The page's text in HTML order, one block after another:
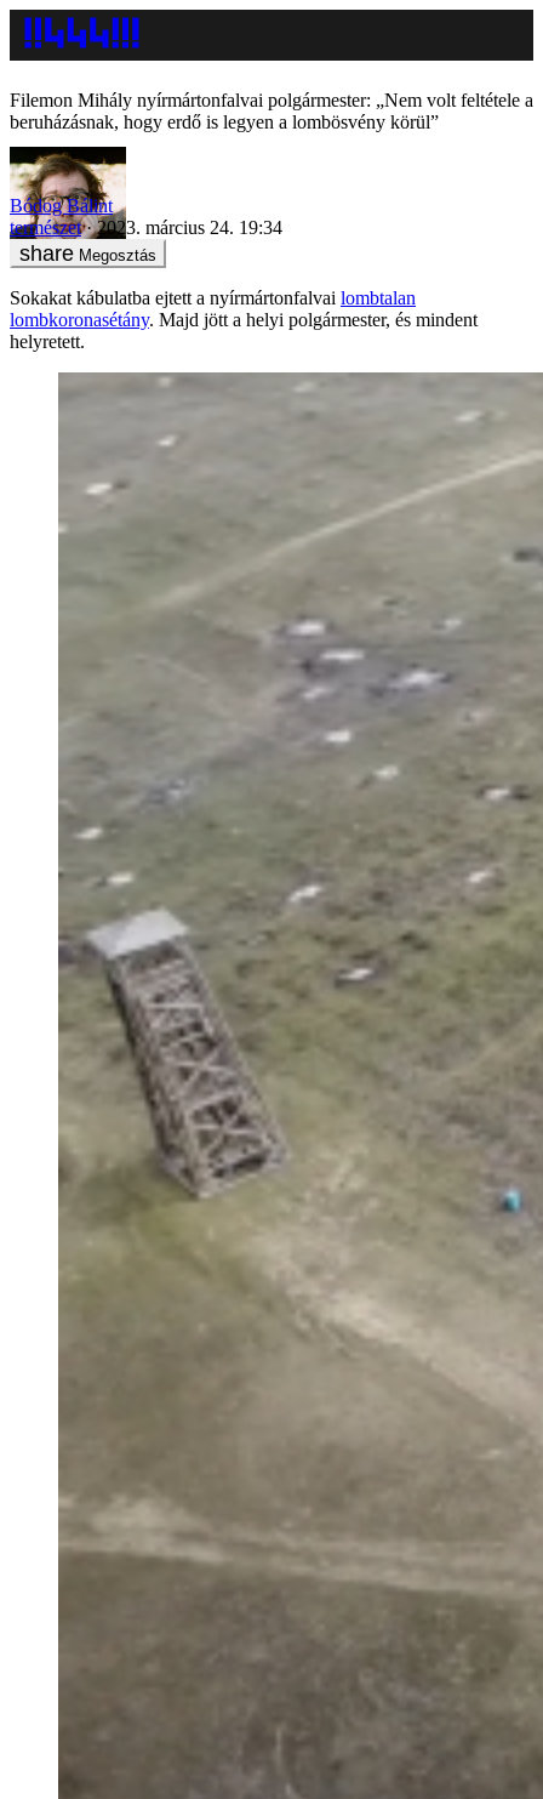
Filemon Mihály nyírmártonfalvai polgármester: „Nem volt feltétele a
beruházásnak, hogy erdő is legyen a lombösvény körül”
Bódog Bálint
természet
2023. március 24. 19:34
Megosztás
Sokakat kábulatba ejtett a nyírmártonfalvai lombtalan
lombkoronasétány. Majd jött a helyi polgármester, és mindent
helyretett.